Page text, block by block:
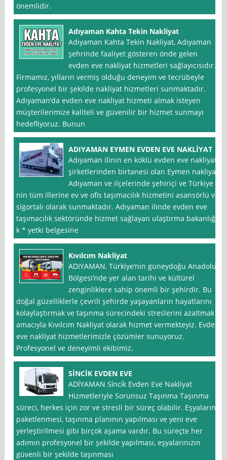
önemlidir.
Adıyaman Kahta Tekin Nakliyat
Adıyaman Kahta Tekin Nakliyat, Adıyaman
şehrinde faaliyet gösteren önde gelen
evden eve nakliyat hizmetleri sağlayıcısıdır.
Firmamız, yılların vermiş olduğu deneyim ve tecrübeyle
profesyonel bir şekilde nakliyat hizmetleri sunmaktadır.
Adıyaman’da evden eve nakliyat hizmeti almak isteyen
müşterilerimize kaliteli ve güvenilir bir hizmet sunmayı
hedefliyoruz. Bunun
ADIYAMAN EYMEN EVDEN EVE NAKLİYAT
Adıyaman ilinin en köklü evden eve nakliyat
şirketlerinden birtanesi olan Eymen nakliyat
Adıyaman ve ilçelerinde şehiriçi ve Türkiye
nin tüm illerine ev ve ofis taşımacılık hizmetini asansörlü ve
sigortalı olarak sunmaktadır. Adıyaman ilinde evden eve
taşımacılık sektöründe hizmet sağlayan ulaştırma bakanlığı
k * yetki belgesine
Kıvılcım Nakliyat
ADIYAMAN, Türkiye’nin güneydoğu Anadolu
Bölgesi’nde yer alan tarihi ve kültürel
zenginliklere sahip önemli bir şehirdir. Bu
doğal güzelliklerle çevrili şehirde yaşayanların hayatlarını
kolaylaştırmak ve taşınma sürecindeki streslerini azaltmak
amacıyla Kıvılcım Nakliyat olarak hizmet vermekteyiz. Evden
eve nakliyat hizmetlerimizle çözümler sunuyoruz.
Profesyonel ve deneyimli ekibimiz,
SİNCİK EVDEN EVE
ADİYAMAN Si̇nci̇k Evden Eve Nakliyat
Hizmetleriyle Sorunsuz Taşınma Taşınma
süreci, herkes için zor ve stresli bir süreç olabilir. Eşyaların
paketlenmesi, taşınma planının yapılması ve yeni eve
yerleştirilmesi gibi birçok aşama vardır. Bu süreçte her
adımın profesyonel bir şekilde yapılması, eşyalarınızın
güvenli bir şekilde taşınması